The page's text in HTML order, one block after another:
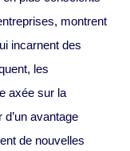
montrent
incarnent des
les
axée sur la
avantage
de nouvelles